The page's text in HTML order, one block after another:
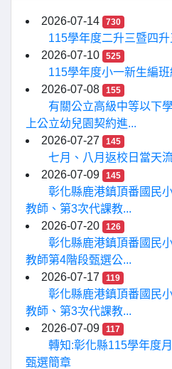
2026-07-14 730
115學年度二升三暨四
2026-07-10
525
115學年度小一新生編班
2026-07-08
155
有關公立高級中等以下
上公立幼兒園契約進...
2026-07-27
145
七月、八月返校日當天
2026-07-09
145
彰化縣鹿港鎮頂番國民
教師、第3次代課教...
2026-07-20
126
彰化縣鹿港鎮頂番國民
教師第4階段甄選公...
2026-07-17
119
彰化縣鹿港鎮頂番國民
教師、第3次代課教...
2026-07-09
117
轉知:彰化縣115學年度
甄選簡章